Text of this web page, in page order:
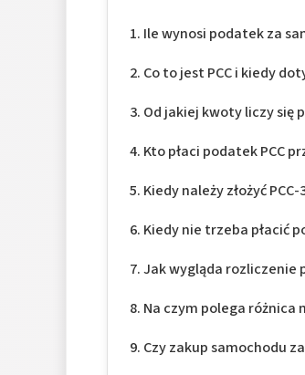
Ile wynosi podatek za
Co to jest PCC i kiedy
Od jakiej kwoty liczy się
Kto płaci podatek PCC
Kiedy należy złożyć
Kiedy nie trzeba płacić
Jak wygląda rozliczenie
Na czym polega różnica
Czy zakup samochodu